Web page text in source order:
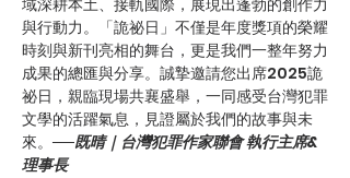
域深耕本土、接軌國際，展現出蓬勃的創作力
與行動力。「詭祕日」不僅是年度獎項的榮耀
時刻與新刊亮相的舞台，更是我們一整年努力
成果的總匯與分享。誠摯邀請您出席2025詭
祕日，親臨現場共襄盛舉，一同感受台灣犯罪
文學的活躍氣息，見證屬於我們的故事與未
來。──既晴｜台灣犯罪作家聯會 執行主席&
理事長